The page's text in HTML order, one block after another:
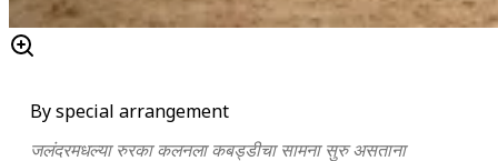
By special arrangement
जलंदरमधल्या रुरका कलनला कबड्डीचा सामना सुरु असताना